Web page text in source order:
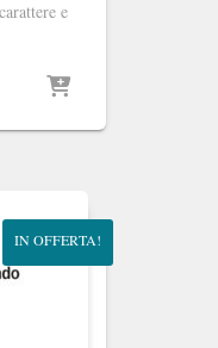
e
IN OFFERTA!